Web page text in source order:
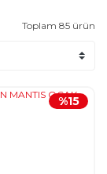
Toplam 85 ürün
%15